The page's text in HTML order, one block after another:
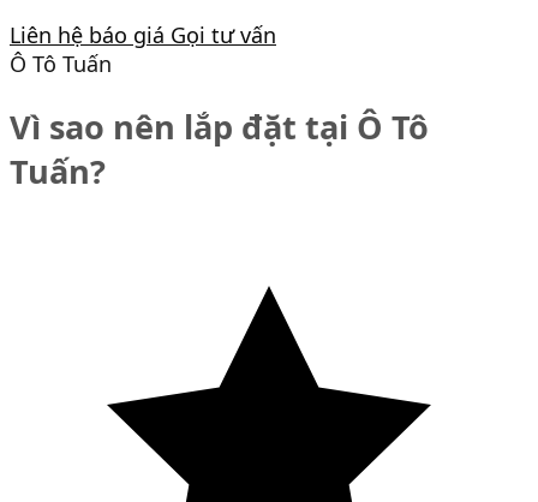
Liên hệ báo giá Gọi tư vấn
Ô Tô Tuấn
Vì sao nên lắp đặt tại Ô Tô
Tuấn?